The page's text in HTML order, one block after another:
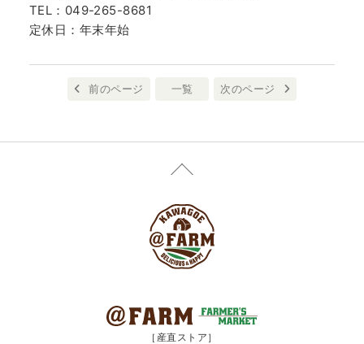
TEL：049-265-8681
定休日：年末年始
前のページ 一覧 次のページ
［産直ストア］